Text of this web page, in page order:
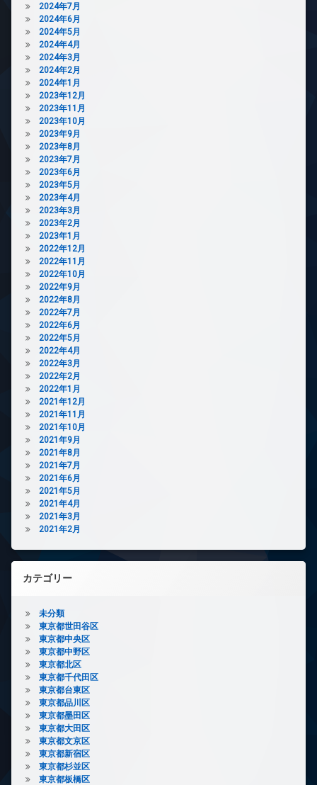
2024年7月
2024年6月
2024年5月
2024年4月
2024年3月
2024年2月
2024年1月
2023年12月
2023年11月
2023年10月
2023年9月
2023年8月
2023年7月
2023年6月
2023年5月
2023年4月
2023年3月
2023年2月
2023年1月
2022年12月
2022年11月
2022年10月
2022年9月
2022年8月
2022年7月
2022年6月
2022年5月
2022年4月
2022年3月
2022年2月
2022年1月
2021年12月
2021年11月
2021年10月
2021年9月
2021年8月
2021年7月
2021年6月
2021年5月
2021年4月
2021年3月
2021年2月
カテゴリー
未分類
東京都世田谷区
東京都中央区
東京都中野区
東京都北区
東京都千代田区
東京都台東区
東京都品川区
東京都墨田区
東京都大田区
東京都文京区
東京都新宿区
東京都杉並区
東京都板橋区